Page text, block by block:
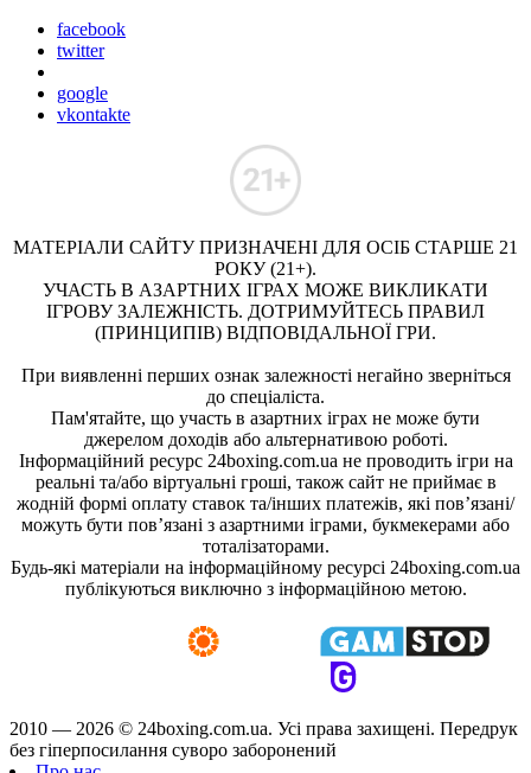
facebook
twitter
google
vkontakte
МАТЕРІАЛИ САЙТУ ПРИЗНАЧЕНІ ДЛЯ ОСІБ СТАРШЕ 21
РОКУ (21+).
УЧАСТЬ В АЗАРТНИХ ІГРАХ МОЖЕ ВИКЛИКАТИ
ІГРОВУ ЗАЛЕЖНІСТЬ. ДОТРИМУЙТЕСЬ ПРАВИЛ
(ПРИНЦИПІВ) ВІДПОВІДАЛЬНОЇ ГРИ.
При виявленні перших ознак залежності негайно зверніться
до спеціаліста.
Пам'ятайте, що участь в азартних іграх не може бути
джерелом доходів або альтернативою роботі.
Інформаційний ресурс 24boxing.com.ua не проводить ігри на
реальні та/або віртуальні гроші, також сайт не приймає в
жодній формі оплату ставок та/інших платежів, які пов’язані/
можуть бути пов’язані з азартними іграми, букмекерами або
тоталізаторами.
Будь-які матеріали на інформаційному ресурсі 24boxing.com.ua
публікуються виключно з інформаційною метою.
2010 — 2026 © 24boxing.com.ua. Усi права захищенi. Передрук
без гіперпосилання суворо заборонений